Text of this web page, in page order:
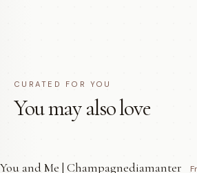
CURATED FOR YOU
You may also love
You and Me | Champagnediamanter